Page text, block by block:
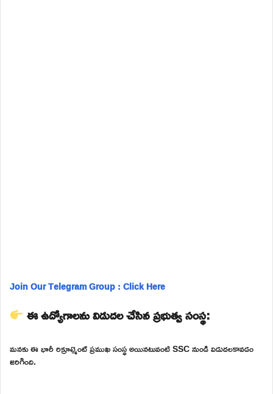
Join Our Telegram Group : Click Here
ఈ ఉద్యోగాలను విడుదల చేసిన ప్రభుత్వ సంస్థ:
మనకు ఈ భారీ రిక్రూట్మెంట్ ప్రముఖ సంస్థ అయినటువంటి SSC నుండి విడుదలకావడం
జరిగింది.